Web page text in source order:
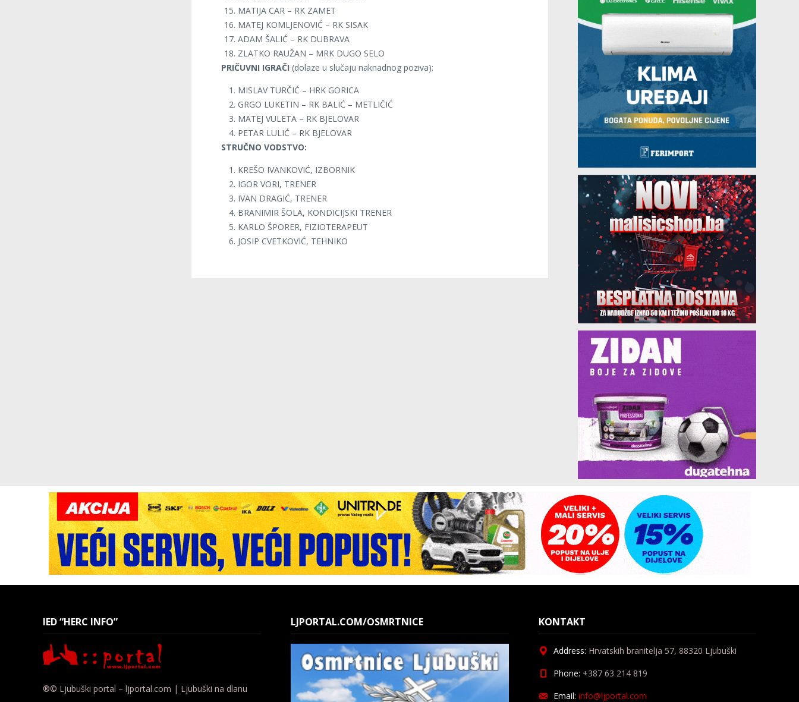
MATIJA CAR – RK ZAMET
MATEJ KOMLJENOVIĆ – RK SISAK
ADAM ŠALIĆ – RK DUBRAVA
ZLATKO RAUŽAN – MRK DUGO SELO
PRIČUVNI IGRAČI (dolaze u slučaju naknadnog poziva):
MISLAV TURČIĆ – HRK GORICA
GRGO LUKETIN – RK BALIĆ – METLIČIĆ
MATEJ VULETA – RK BJELOVAR
PETAR LULIĆ – RK BJELOVAR
STRUČNO VODSTVO:
KREŠO IVANKOVIĆ, IZBORNIK
IGOR VORI, TRENER
IVAN DRAGIĆ, TRENER
BRANIMIR ŠOLA, KONDICIJSKI TRENER
KARLO ŠPORER, FIZIOTERAPEUT
JOSIP CVETKOVIĆ, TEHNIKO
IED “HERC INFO”
®© Ljubuški portal – ljportal.com | Ljubuški na dlanu
LJPORTAL.COM/OSMRTNICE KONTAKT
Address: Hrvatskih branitelja 57, 88320 Ljubuški
Phone: +387 63 214 819
Email: info@ljportal.com